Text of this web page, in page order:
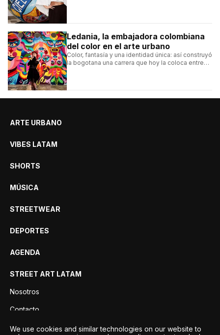
Ledania, la embajadora colombiana
del color en el arte urbano
Color, fantasía y una identidad única: así construyó
la bogotana una carrera que hoy la coloca entre
ARTE URBANO
VIBES LATAM
SHORTS
MÚSICA
STREETWEAR
DEPORTES
AGENDA
STREET ART LATAM
Nosotros
Contacto
Privacidad
We use cookies and similar technologies on our website to